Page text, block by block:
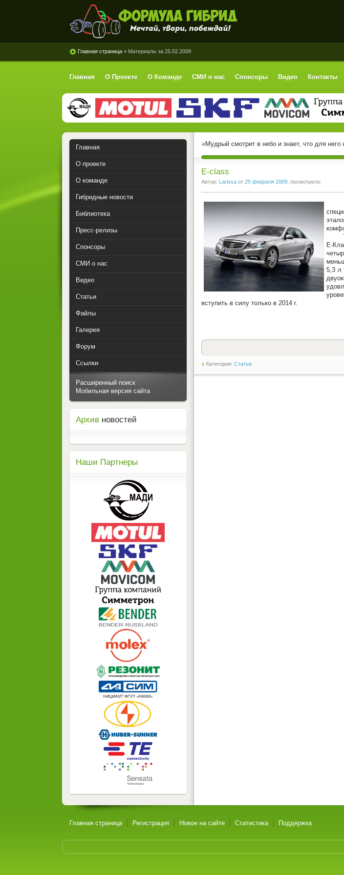
Формула Гибрид
Главная страница » Материалы за 25.02.2009
Главная О Проекте О Команде СМИ о нас Спонсоры Видео Контакты
«Мудрый смотрит в небо и знает, что для
E-class
Автор: Larissa от 25 февраля 2009 , посмотрело:
Е-
5,3 л
вступить в силу только в 2014 г.
Категория: Статьи
Главная
О проекте
О команде
Гибридные новости
Библиотека
Пресс-релизы
Спонсоры
СМИ о нас
Видео
Статьи
Файлы
Галерея
Форум
Ссылки
Расширенный поиск
Мобильная версия сайта
Архив новостей
Наши Партнеры
Главная страница Регистрация Новое на сайте Статистика Поддержка